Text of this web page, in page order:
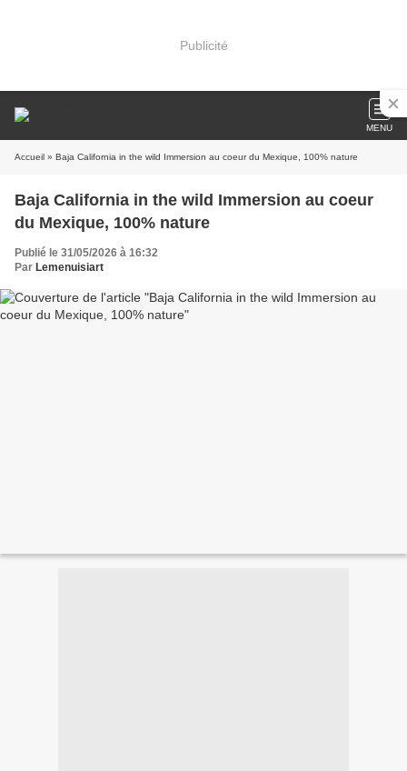
Publicité
MENU
Accueil » Baja California in the wild Immersion au coeur du Mexique, 100% nature
Baja California in the wild Immersion au coeur
du Mexique, 100% nature
Publié le 31/05/2026 à 16:32
Par Lemenuisiart